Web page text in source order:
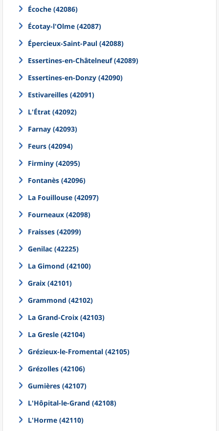
Écoche (42086)
Écotay-l'Olme (42087)
Épercieux-Saint-Paul (42088)
Essertines-en-Châtelneuf (42089)
Essertines-en-Donzy (42090)
Estivareilles (42091)
L'Étrat (42092)
Farnay (42093)
Feurs (42094)
Firminy (42095)
Fontanès (42096)
La Fouillouse (42097)
Fourneaux (42098)
Fraisses (42099)
Genilac (42225)
La Gimond (42100)
Graix (42101)
Grammond (42102)
La Grand-Croix (42103)
La Gresle (42104)
Grézieux-le-Fromental (42105)
Grézolles (42106)
Gumières (42107)
L'Hôpital-le-Grand (42108)
L'Horme (42110)